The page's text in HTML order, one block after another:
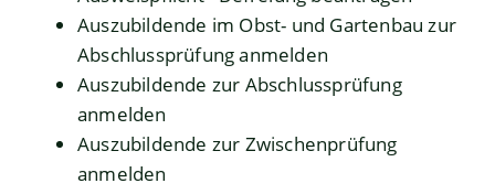
Auszubildende im Obst- und Gartenbau zur
Abschlussprüfung anmelden
Auszubildende zur Abschlussprüfung
anmelden
Auszubildende zur Zwischenprüfung
anmelden